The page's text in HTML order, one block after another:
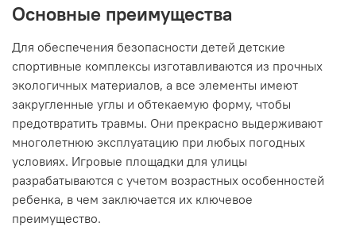
Основные преимущества
Для обеспечения безопасности детей детские
спортивные комплексы изготавливаются из прочных
экологичных материалов, а все элементы имеют
закругленные углы и обтекаемую форму, чтобы
предотвратить травмы. Они прекрасно выдерживают
многолетнюю эксплуатацию при любых погодных
условиях. Игровые площадки для улицы
разрабатываются с учетом возрастных особенностей
ребенка, в чем заключается их ключевое
преимущество.